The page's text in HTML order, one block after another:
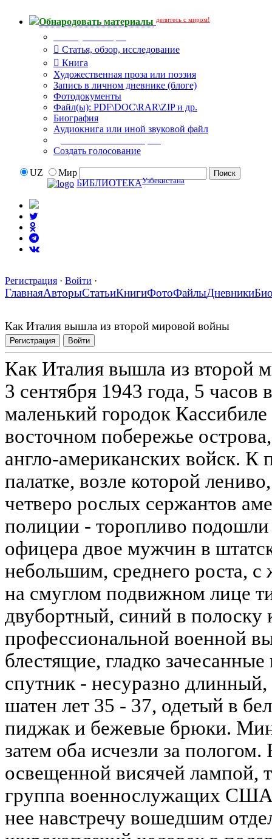
Обнародовать материалы делитесь с миром!
Статья, обзор, исследование
Книга
Художественная проза или поэзия
Запись в личном дневнике (блоге)
Фотодокументы
Файл(ы): PDF\DOC\RAR\ZIP и др.
Биография
Аудиокнига или иной звуковой файл
Создать голосование
UZ
Мир
БИБЛИОТЕКАУзбекистана
Регистрация · Войти ·
ГлавнаяАвторыСтатьиКнигиФотоФайлыДневники
Как Италия вышла из второй мировой войны
Регистрация Войти
Как Италия вышла из второй
3 сентября 1943 года, 5 часов
маленький городок
восточном побережье
англо-американских войск. К
палатке, возле которой
четверо рослых сержантов
полиции - торопливо
офицера двое мужчин в
небольшим, среднего роста,
на смуглом подвижном лице
двубортный, синий в
профессиональной военной
блестящие, гладко
спутник - несуразно
шатен лет 35 - 37, одетый в
пиджак и бежевые брюки.
затем оба исчезли за
освещенной висячей лампой,
группа военнослужащих
нее навстречу вошедшим